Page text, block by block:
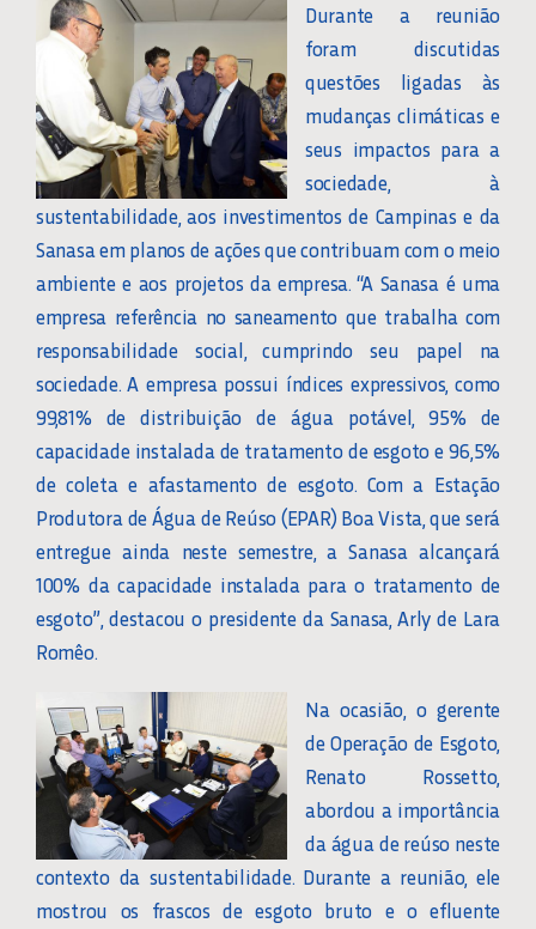
Durante a reunião
foram discutidas
questões ligadas às
mudanças climáticas e
seus impactos para a
sociedade, à
sustentabilidade, aos investimentos de Campinas e da
Sanasa em planos de ações que contribuam com o meio
ambiente e aos projetos da empresa. “A Sanasa é uma
empresa referência no saneamento que trabalha com
responsabilidade social, cumprindo seu papel na
sociedade. A empresa possui índices expressivos, como
99,81% de distribuição de água potável, 95% de
capacidade instalada de tratamento de esgoto e 96,5%
de coleta e afastamento de esgoto. Com a Estação
Produtora de Água de Reúso (EPAR) Boa Vista, que será
entregue ainda neste semestre, a Sanasa alcançará
100% da capacidade instalada para o tratamento de
esgoto”, destacou o presidente da Sanasa, Arly de Lara
Romêo.
Na ocasião, o gerente
de Operação de Esgoto,
Renato Rossetto,
abordou a importância
da água de reúso neste
contexto da sustentabilidade. Durante a reunião, ele
mostrou os frascos de esgoto bruto e o efluente